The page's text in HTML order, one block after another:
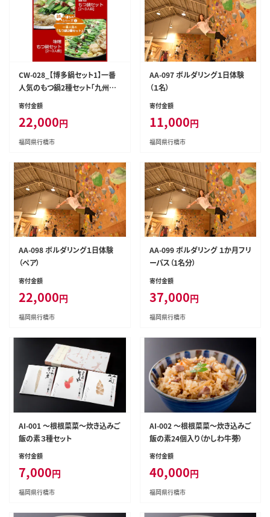
CW-028_【博多鍋セット1】一番
人気のもつ鍋2種セット「九州醤
油もつ鍋」と「九州味噌もつ鍋」4
～6人前
寄付金額
22,000円
福岡県行橋市
AA-097 ボルダリング１日体験
（１名）
寄付金額
11,000円
福岡県行橋市
AA-098 ボルダリング１日体験
（ペア）
寄付金額
22,000円
福岡県行橋市
AA-099 ボルダリング １か月フリ
ーパス（1名分）
寄付金額
37,000円
福岡県行橋市
AI-001 ～根根菜菜～炊き込みご
飯の素３種セット
寄付金額
7,000円
福岡県行橋市
AI-002 ～根根菜菜～炊き込みご
飯の素24個入り（かしわ牛蒡）
寄付金額
40,000円
福岡県行橋市